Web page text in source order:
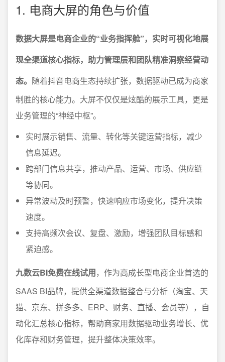
1. 电商大屏的角色与价值
数据大屏是电商企业的“业务指挥舱”，实时可视化地展
现全渠道核心指标，助力管理层和团队精准洞察经营动
态。 随着抖音电商生态持续扩张，数据驱动已成为商家
制胜的核心能力。大屏不仅仅是炫酷的展示工具，更是
业务管理的“神经中枢”。
实时展示销售、流量、转化等关键运营指标，减少
信息延迟。
跨部门信息共享，推动产品、运营、市场、供应链
等协同。
异常波动及时预警，快速响应市场变化，提升决策
速度。
支持高频次会议、复盘、激励，增强团队目标感和
紧迫感。
九数云BI免费在线试用，作为高成长型电商企业首选的
SAAS BI品牌，提供全渠道数据整合与分析（淘宝、天
猫、京东、拼多多、ERP、财务、直播、会员等），自
动化汇总核心指标，帮助商家用数据驱动业务增长、优
化库存和财务管理，提升整体决策效率。